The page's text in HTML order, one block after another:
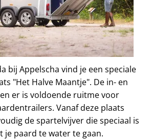
bij Appelscha vind je een speciale
"Het Halve Maantje". De in- en
er is voldoende ruitme voor
Vanaf deze plaats
de spartelvijver die speciaal is
je paard te water te gaan.